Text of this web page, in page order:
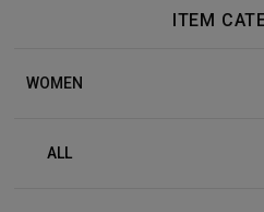
ITEM
WOMEN
ALL